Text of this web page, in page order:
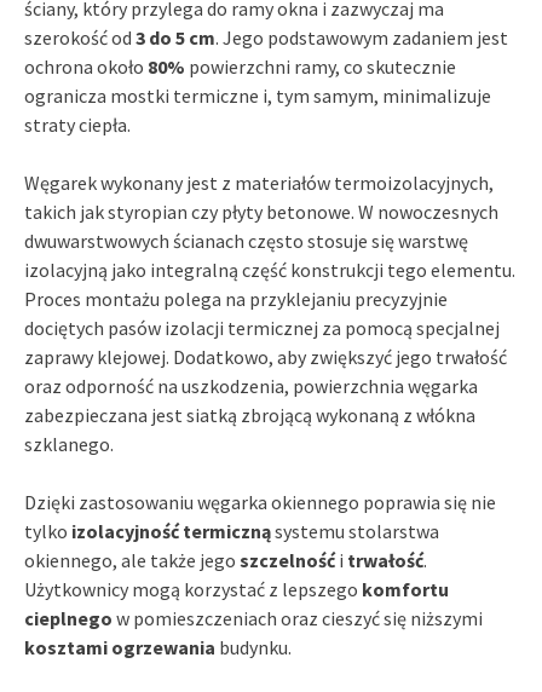
ściany, który przylega do ramy okna i zazwyczaj ma
szerokość od 3 do 5 cm. Jego podstawowym zadaniem jest
ochrona około 80% powierzchni ramy, co skutecznie
ogranicza mostki termiczne i, tym samym, minimalizuje
straty ciepła.
Węgarek wykonany jest z materiałów termoizolacyjnych,
takich jak styropian czy płyty betonowe. W nowoczesnych
dwuwarstwowych ścianach często stosuje się warstwę
izolacyjną jako integralną część konstrukcji tego elementu.
Proces montażu polega na przyklejaniu precyzyjnie
dociętych pasów izolacji termicznej za pomocą specjalnej
zaprawy klejowej. Dodatkowo, aby zwiększyć jego trwałość
oraz odporność na uszkodzenia, powierzchnia węgarka
zabezpieczana jest siatką zbrojącą wykonaną z włókna
szklanego.
Dzięki zastosowaniu węgarka okiennego poprawia się nie
tylko izolacyjność termicznąsystemu stolarstwa
okiennego, ale także jego szczelnośći trwałość.
Użytkownicy mogą korzystać z lepszego komfortu
cieplnego w pomieszczeniach oraz cieszyć się niższymi
kosztami ogrzewania budynku.